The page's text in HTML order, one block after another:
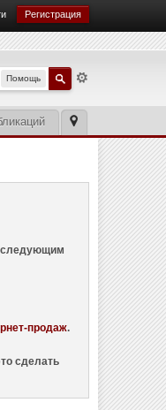
Регистрация
Помощь
следующим
продаж.
сделать